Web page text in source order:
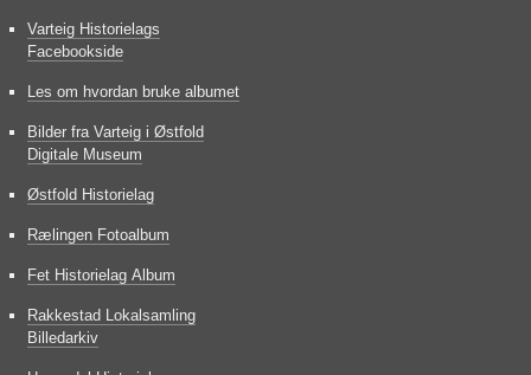
Varteig Historielags
Facebookside
Les om hvordan bruke albumet
Bilder fra Varteig i Østfold
Digitale Museum
Østfold Historielag
Rælingen Fotoalbum
Fet Historielag Album
Rakkestad Lokalsamling
Billedarkiv